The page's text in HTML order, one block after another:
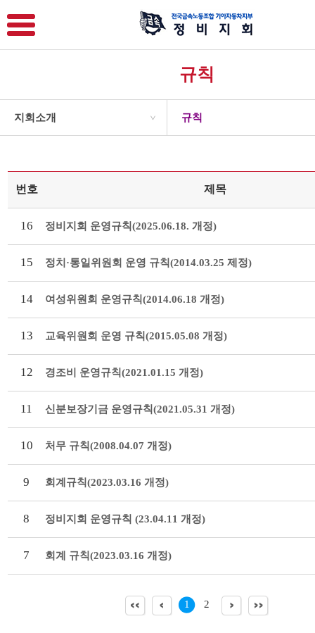
규칙
지회소개 > 규칙
번호 제목
16 정비지회 운영규칙(2025.06.18. 개정)
15 정치·통일위원회 운영 규칙(2014.03.25 제정)
14 여성위원회 운영규칙(2014.06.18 개정)
13 교육위원회 운영 규칙(2015.05.08 개정)
12 경조비 운영규칙(2021.01.15 개정)
11 신분보장기금 운영규칙(2021.05.31 개정)
10 처무 규칙(2008.04.07 개정)
9 회계규칙(2023.03.16 개정)
8 정비지회 운영규칙 (23.04.11 개정)
7 회계 규칙(2023.03.16 개정)
1 2